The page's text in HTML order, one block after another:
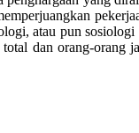
atau pun
dan orang-orang